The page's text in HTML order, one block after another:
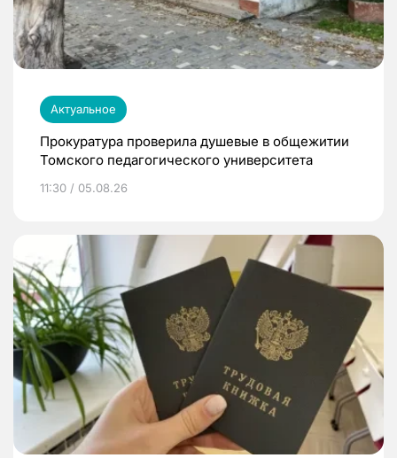
Актуальное
Прокуратура проверила душевые в общежитии
Томского педагогического университета
11:30 / 05.08.26